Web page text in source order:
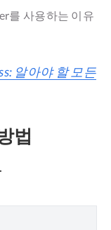
를 사용하는 이유
알아야 할 모든
법